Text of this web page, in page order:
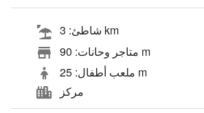
شاطئ: 3 km
متاجر وحانات: 90 m
ملعب أطفال: 25 m
مركز